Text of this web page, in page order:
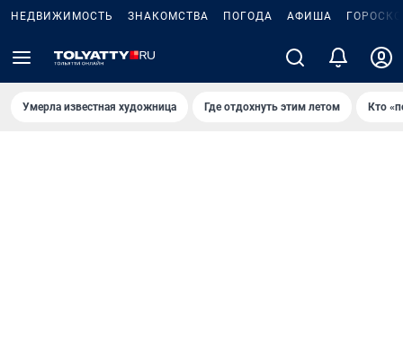
НЕДВИЖИМОСТЬ ЗНАКОМСТВА ПОГОДА АФИША
Умерла известная художница Где отдохнуть этим летом Кто